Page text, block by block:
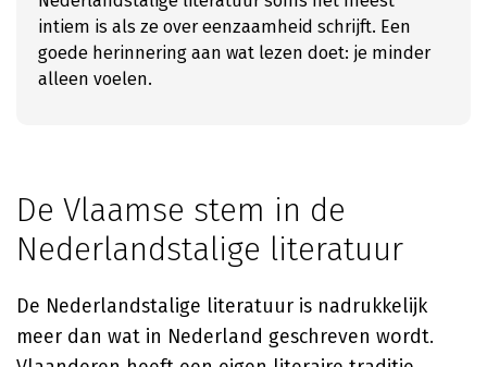
intiem is als ze over eenzaamheid schrijft. Een
goede herinnering aan wat lezen doet: je minder
alleen voelen.
De Vlaamse stem in de
Nederlandstalige literatuur
De Nederlandstalige literatuur is nadrukkelijk
meer dan wat in Nederland geschreven wordt.